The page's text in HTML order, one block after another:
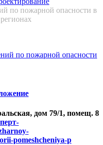
по пожарной опасности в
дом 79/1, помещ. 8
pomeshcheniya-p